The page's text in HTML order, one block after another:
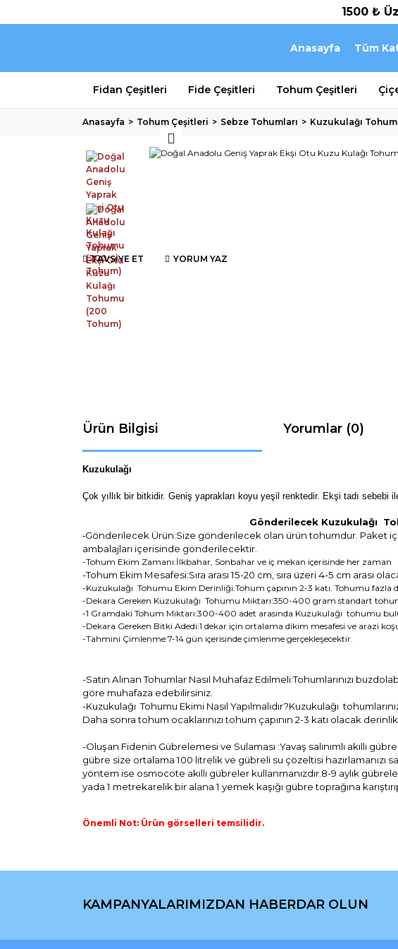
1500 ₺
Anasayfa Tüm
Fidan Çeşitleri Fide Çeşitleri Tohum Çeşitleri
Anasayfa Tohum Çeşitleri Sebze Tohumları Kuzukulağı
TAVSİYE ET YORUM YAZ
Ürün Bilgisi Yorumlar (0)
Kuzukulağı
Çok yıllık bir bitkidir. Geniş yaprakları koyu yeşil renktedir. Ekşi tadı sebebi
Gönderilecek Kuzukulağı
-Gönderilecek Ürün:Size gönderilecek olan ürün tohumdur. Paket
ambalajları içerisinde gönderilecektir.
-Tohum Ekim Zamanı:İlkbahar, Sonbahar ve iç mekan içerisinde her zaman
-Tohum Ekim Mesafesi:Sıra arası 15-20 cm, sıra üzeri 4-5 cm arası
-Kuzukulağı Tohumu Ekim Derinliği:Tohum çapının 2-3 katı. Tohumu fazla
-Dekara Gereken Kuzukulağı Tohumu Miktarı:350-400 gram standart
-1 Gramdaki Tohum Miktarı:300-400 adet arasında Kuzukulağı tohumu
-Dekara Gereken Bitki Adedi:1 dekar için ortalama dikim mesafesi ve arazi
-Tahmini Çimlenme:7-14 gün içerisinde çimlenme gerçekleşecektir.
-Satın Alınan Tohumlar Nasıl Muhafaz Edilmeli:Tohumlarınızı
göre muhafaza edebilirsiniz.
-Kuzukulağı Tohumu Ekimi Nasıl Yapılmalıdır?Kuzukulağı
Daha sonra tohum ocaklarınızı tohum çapının 2-3 katı olacak
-Oluşan Fidenin Gübrelemesi ve Sulaması :Yavaş salınımlı akıllı
gübre size ortalama 100 litrelik ve gübreli su çözeltisi
yöntem ise osmocote akıllı gübreler kullanmanızdır.8-9 aylık
yada 1 metrekarelik bir alana 1 yemek kaşığı gübre toprağına
Önemli Not: Ürün görselleri temsilidir.
Görüş ve önerileriniz için teşekkür ederiz.
Ürün resmi kalitesiz, bozuk veya görüntülenemiyor.
Ürün bilgilerinde hatalar bulunuyor.
KAMPANYALARIMIZDAN HABERDAR OLUN